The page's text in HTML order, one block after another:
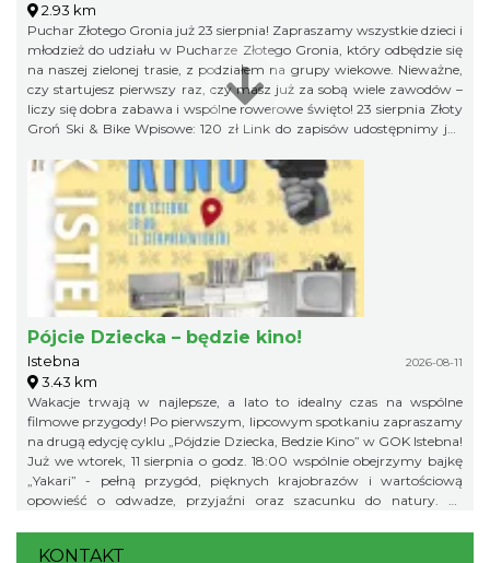
2.93 km
Puchar Złotego Gronia już 23 sierpnia! Zapraszamy wszystkie dzieci i
młodzież do udziału w Pucharze Złotego Gronia, który odbędzie się
na naszej zielonej trasie, z podziałem na grupy wiekowe. Nieważne,
czy startujesz pierwszy raz, czy masz już za sobą wiele zawodów –
liczy się dobra zabawa i wspólne rowerowe święto! 23 sierpnia Złoty
Groń Ski & Bike Wpisowe: 120 zł Link do zapisów udostępnimy już
przegapić!
Pójcie Dziecka – będzie kino!
Istebna 2026-08-11
3.43 km
Wakacje trwają w najlepsze, a lato to idealny czas na wspólne
filmowe przygody! Po pierwszym, lipcowym spotkaniu zapraszamy
na drugą edycję cyklu „Pójdzie Dziecka, Bedzie Kino” w GOK Istebna!
Już we wtorek, 11 sierpnia o godz. 18:00 wspólnie obejrzymy bajkę
„Yakari” - pełną przygód, pięknych krajobrazów i wartościową
opowieść o odwadze, przyjaźni oraz szacunku do natury. To
Zapraszamy na bajkę i... popcorn! Na wszystkich uczestników
KONTAKT